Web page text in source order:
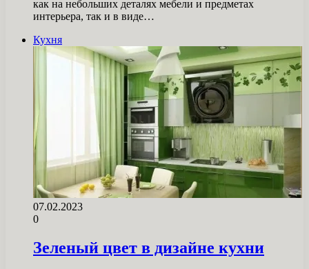
как на небольших деталях мебели и предметах
интерьера, так и в виде…
Кухня
07.02.2023
0
Зеленый цвет в дизайне кухни